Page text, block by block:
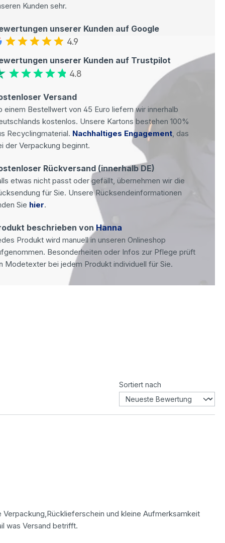
Kunden sehr.
unserer Kunden auf Google
4.9
unserer Kunden auf Trustpilot
4.8
Versand
einem Bestellwert von 45 Euro liefern wir innerhalb
kostenlos. Unsere Kartons bestehen 100%
Recyclingmaterial. Nachhaltiges Engagement, das
der Verpackung beginnt.
Rückversand (innerhalb DE)
etwas nicht passt oder gefällt, übernehmen wir die
für Sie. Unsere Rücksendeinformationen
Sie hier.
beschrieben von Hanna
Produkt wird manuell in unseren Onlineshop
Besonderheiten oder Infos zur Pflege prüft
Modetexter bei jedem Produkt individuell für Sie.
Sortiert nach
und kleine Aufmerksamkeit
was Versand betrifft.